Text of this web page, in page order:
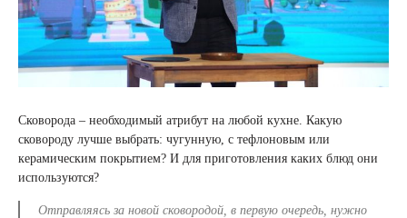
Сковорода – необходимый атрибут на любой кухне. Какую
сковороду лучше выбрать: чугунную, с тефлоновым или
керамическим покрытием? И для приготовления каких блюд они
используются?
Отправляясь за новой сковородой, в первую очередь, нужно